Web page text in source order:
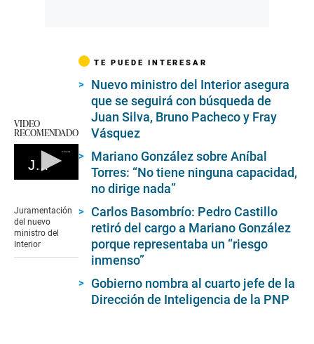
VIDEO
RECOMENDADO
Juramentación del nuevo ministro del Interior
of
0
seconds
Juramentación
del nuevo
ministro del
Interior
TE PUEDE INTERESAR
Nuevo ministro del Interior asegura
que se seguirá con búsqueda de
Juan Silva, Bruno Pacheco y Fray
Vásquez
Mariano González sobre Aníbal
Torres: “No tiene ninguna capacidad,
no dirige nada”
Carlos Basombrío: Pedro Castillo
retiró del cargo a Mariano González
porque representaba un “riesgo
inmenso”
Gobierno nombra al cuarto jefe de la
Dirección de Inteligencia de la PNP